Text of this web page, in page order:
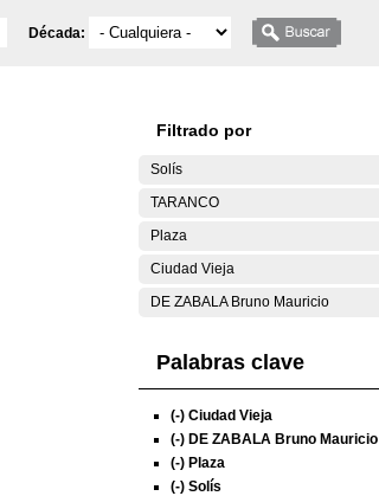
Década:
Filtrado por
Solís
TARANCO
Plaza
Ciudad Vieja
DE ZABALA Bruno Mauricio
Palabras clave
(-) Ciudad Vieja
(-) DE ZABALA Bruno Mauricio
(-) Plaza
(-) Solís